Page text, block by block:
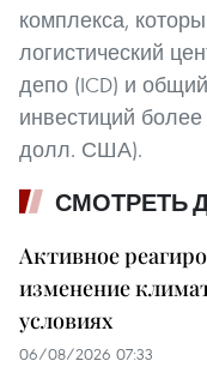
комплекса,
логистический
депо (ICD) и
инвестиций более
долл. США).
СМОТРЕТЬ
Активное
изменение
условиях
06/08/2026 07:33